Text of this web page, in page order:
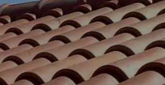
de toiture
24
Urgence fuite de
toiture 24